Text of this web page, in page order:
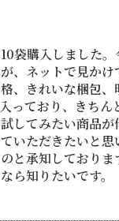
袋購入しました
、ネットで見か
、きれいな梱包
っており、きちん
してみたい商品
いただきたいと思
と承知しており
ら知りたいです。